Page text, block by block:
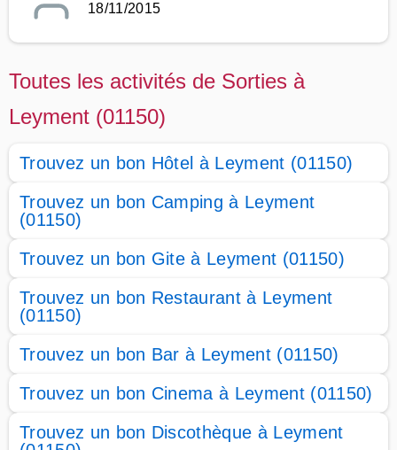
18/11/2015
Toutes les activités de Sorties à
Leyment (01150)
Trouvez un bon Hôtel à Leyment (01150)
Trouvez un bon Camping à Leyment
(01150)
Trouvez un bon Gite à Leyment (01150)
Trouvez un bon Restaurant à Leyment
(01150)
Trouvez un bon Bar à Leyment (01150)
Trouvez un bon Cinema à Leyment (01150)
Trouvez un bon Discothèque à Leyment